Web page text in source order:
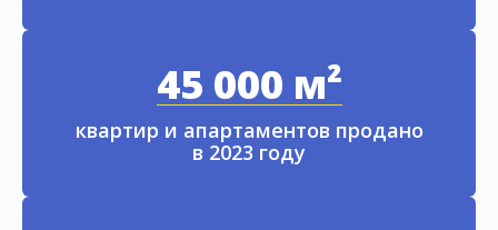
45 000 м²
квартир и апартаментов продано
в 2023 году